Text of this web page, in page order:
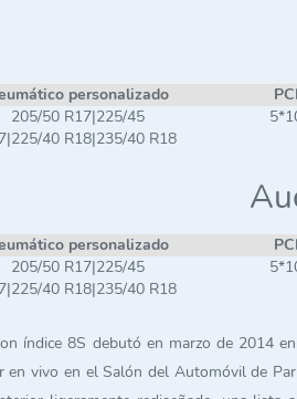
personalizado
205/50 R17|225/45
40 R18|235/40 R18
personalizado
205/50 R17|225/45
40 R18|235/40 R18
índice 8S debutó en marzo de 2014
en vivo en el Salón del Automóvil de